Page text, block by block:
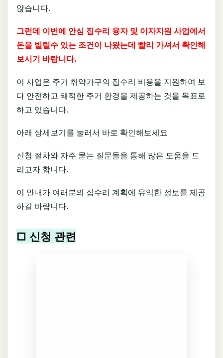
않습니다.
그런데 이번에 안심 집수리 융자 및 이자지원 사업에서
돈을 빌릴수 있는 조건이 나왔는데 빨리 가셔서 확인해
보시기 바랍니다.
이 사업은 주거 취약가구의 집수리 비용을 지원하여 보
다 안전하고 쾌적한 주거 환경을 제공하는 것을 목표로
하고 있습니다.
아래 상세보기를 눌러서 바로 확인해보세요
신청 절차와 자주 묻는 질문들을 통해 많은 도움을 드
리고자 합니다.
이 안내가 여러분의 집수리 계획에 유익한 정보를 제공
하길 바랍니다.
□ 신청 관련